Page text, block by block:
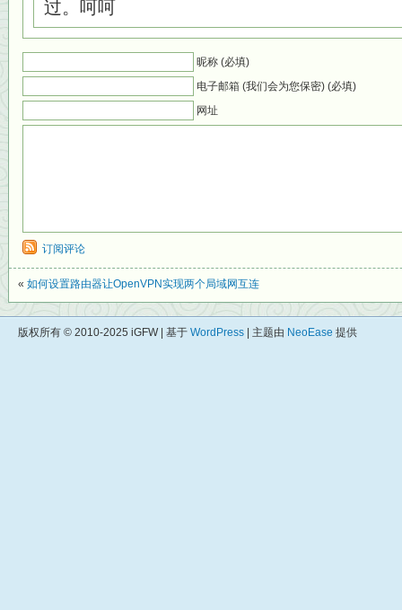
过。呵呵
昵称 (必填)
电子邮箱 (我们会为您保密) (必填)
网址
订阅评论
« 如何设置路由器让OpenVPN实现两个局域网互连
版权所有 © 2010-2025 iGFW | 基于 WordPress | 主题由 NeoEase 提供